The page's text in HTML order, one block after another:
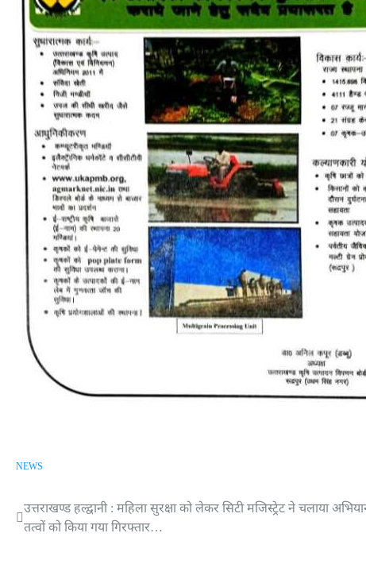
NEWS
Post
उत्तराखण्ड हल्द्वानी : महिला सुरक्षा को लेकर सिटी मजिस्ट्रेट ने चलाया
तत्वों को किया गया गिरफ्तार…